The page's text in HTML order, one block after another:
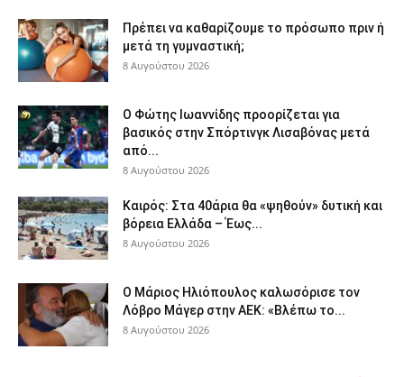
Πρέπει να καθαρίζουμε το πρόσωπο πριν ή
μετά τη γυμναστική;
8 Αυγούστου 2026
Ο Φώτης Ιωαννίδης προορίζεται για
βασικός στην Σπόρτινγκ Λισαβόνας μετά
από...
8 Αυγούστου 2026
Καιρός: Στα 40άρια θα «ψηθούν» δυτική και
βόρεια Ελλάδα – Έως...
8 Αυγούστου 2026
Ο Μάριος Ηλιόπουλος καλωσόρισε τον
Λόβρο Μάγερ στην ΑΕΚ: «Βλέπω το...
8 Αυγούστου 2026